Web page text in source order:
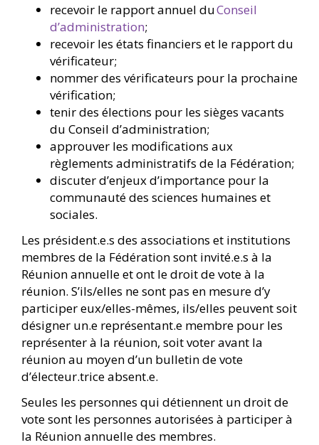
recevoir le rapport annuel duConseil
d’administration;
recevoir les états financiers et le rapport du
vérificateur;
nommer des vérificateurs pour la prochaine
vérification;
tenir des élections pour les sièges vacants
du Conseil d’administration;
approuver les modifications aux
règlements administratifs de la Fédération;
discuter d’enjeux d’importance pour la
communauté des sciences humaines et
sociales.
Les président.e.s des associations et institutions
membres de la Fédération sont invité.e.s à la
Réunion annuelle et ont le droit de vote à la
réunion. S’ils/elles ne sont pas en mesure d’y
participer eux/elles-mêmes, ils/elles peuvent soit
désigner un.e représentant.e membre pour les
représenter à la réunion, soit voter avant la
réunion au moyen d’un bulletin de vote
d’électeur.trice absent.e.
Seules les personnes qui détiennent un droit de
vote sont les personnes autorisées à participer à
la Réunion annuelle des membres.